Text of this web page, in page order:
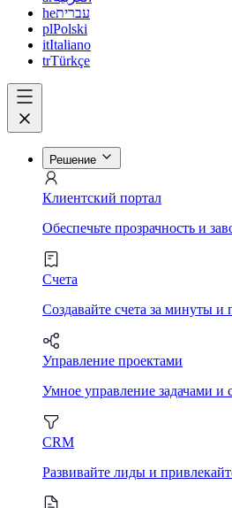
heעברית
plPolski
itItaliano
trTürkçe
Решение
Клиентский портал
Обеспечьте прозрачность и
Счета
Создавайте счета за минуты и
Управление проектами
Умное управление задачами и
CRM
Развивайте лиды и